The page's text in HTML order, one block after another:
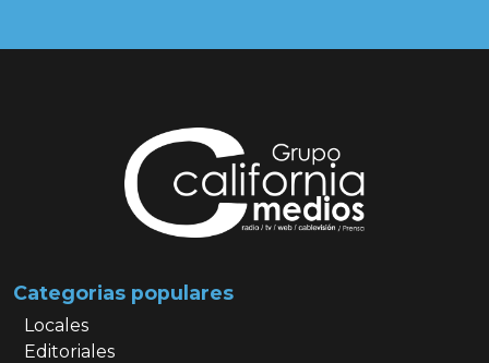
Categorias populares
Locales
Editoriales